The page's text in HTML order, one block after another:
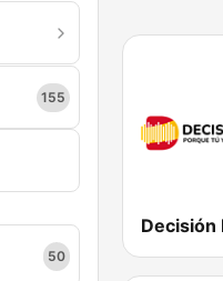
155
50
Decisión